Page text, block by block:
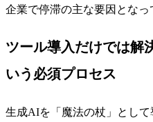
企業で停滞の主な要因となっ
ツール導入だけでは解
いう必須プロセス
生成AIを「魔法の杖」とし